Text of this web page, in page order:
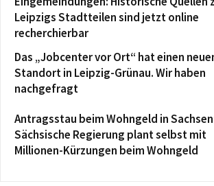
Leipzigs Stadtteilen sind jetzt online
recherchierbar
Das „Jobcenter vor Ort“ hat einen
Standort in Leipzig-Grünau. Wir haben
nachgefragt
Antragsstau beim Wohngeld in
Sächsische Regierung plant selbst mit
Millionen-Kürzungen beim Wohngeld